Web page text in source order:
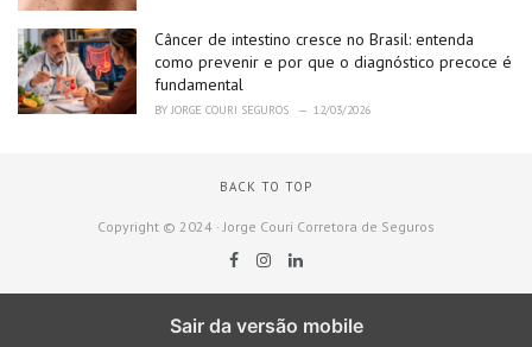
Câncer de intestino cresce no Brasil: entenda
como prevenir e por que o diagnóstico precoce é
fundamental
BY JORGE COURI SEGUROS 12/03/2026
BACK TO TOP
Copyright © 2024 · Jorge Couri Corretora de Seguros
Sair da versão mobile